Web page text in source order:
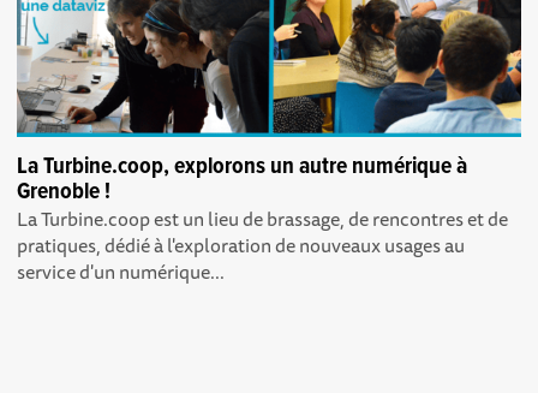
La Turbine.coop, explorons un autre numérique à
Grenoble !
La Turbine.coop est un lieu de brassage, de rencontres et de
pratiques, dédié à l'exploration de nouveaux usages au
service d'un numérique...